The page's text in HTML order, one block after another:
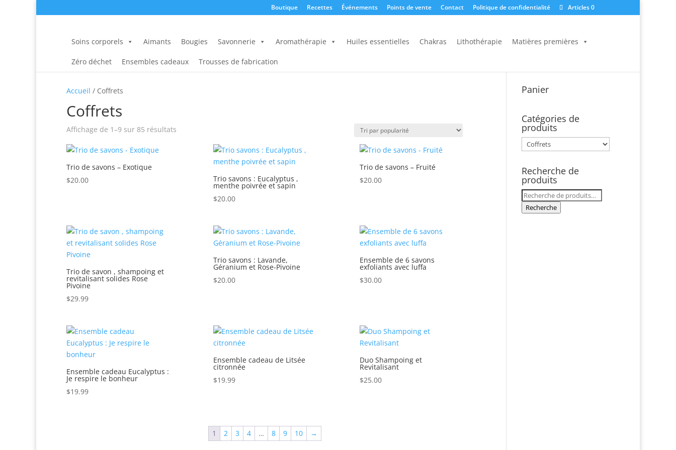
Boutique Recettes Événements Points de vente Contact Politique de confidentialité Articles 0
Soins corporels Aimants Bougies Savonnerie Aromathérapie Huiles essentielles Chakras Lithothérapie Matières premières
Zéro déchet Ensembles cadeaux Trousses de fabrication
Accueil / Coffrets
Coffrets
Affichage de 1–9 sur 85 résultats
Trio de savons – Exotique
$20.00 Trio savons : Eucalyptus ,
menthe poivrée et sapin
$20.00
Trio de savons – Fruité
$20.00
Trio de savon , shampoing et
revitalisant solides Rose
Pivoine
$29.99
Trio savons : Lavande,
Géranium et Rose-Pivoine
$20.00
Ensemble de 6 savons
exfoliants avec luffa
$30.00
Ensemble cadeau Eucalyptus :
Je respire le bonheur
$19.99
Ensemble cadeau de Litsée
citronnée
$19.99
Duo Shampoing et
Revitalisant
$25.00
1 2 3 4 … 8 9 10 →
Panier
Catégories de
produits
Recherche de
produits
Recherche
pour :
Recherche